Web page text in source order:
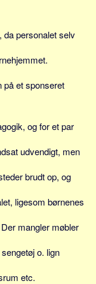
da personalet selv
på et sponseret
og for et par
udvendigt, men
brudt op, og
ligesom børnenes
mangler møbler
o. lign
etc.